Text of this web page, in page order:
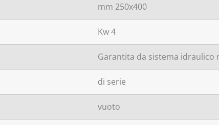
mm 250x400
Kw 4
Garantita da sistema idraulico
di serie
vuoto